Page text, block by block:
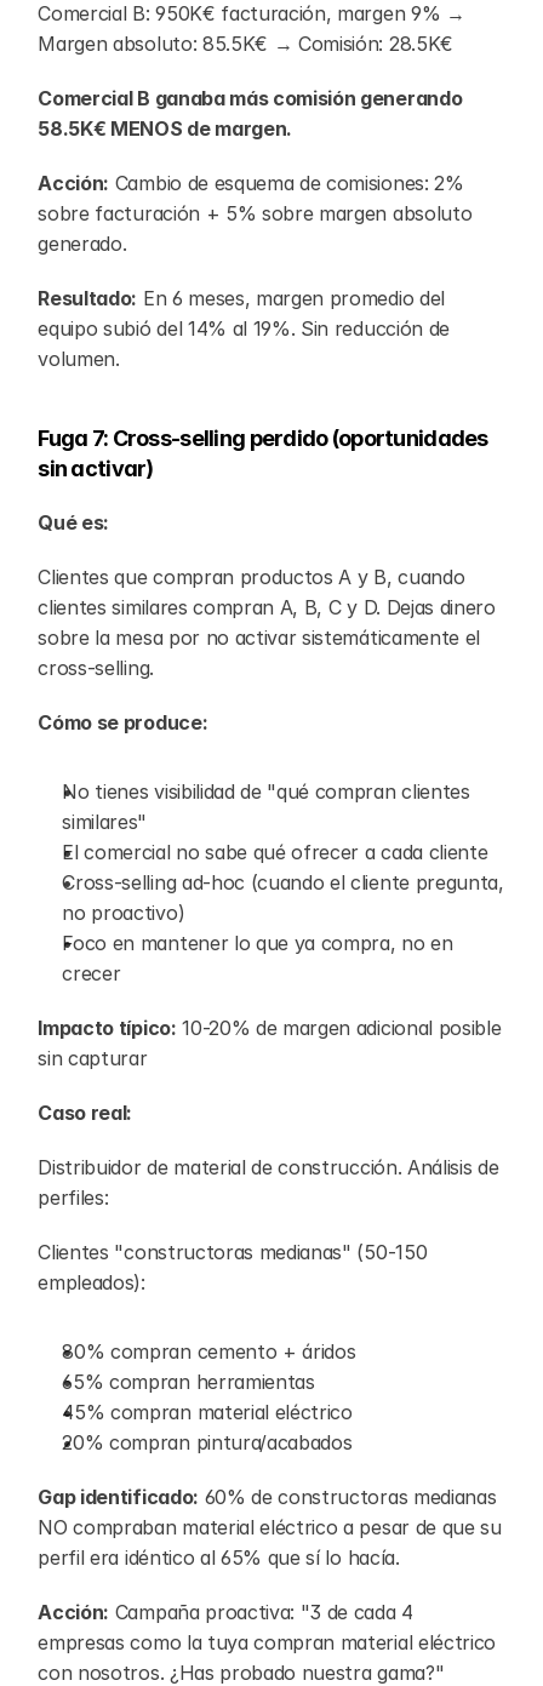
Comercial B: 950K€ facturación, margen 9% →
Margen absoluto: 85.5K€ → Comisión: 28.5K€
Comercial B ganaba más comisión generando
58.5K€ MENOS de margen.
Acción: Cambio de esquema de comisiones: 2%
sobre facturación + 5% sobre margen absoluto
generado.
Resultado: En 6 meses, margen promedio del
equipo subió del 14% al 19%. Sin reducción de
volumen.
Fuga 7: Cross-selling perdido (oportunidades
sin activar)
Qué es:
Clientes que compran productos A y B, cuando
clientes similares compran A, B, C y D. Dejas dinero
sobre la mesa por no activar sistemáticamente el
cross-selling.
Cómo se produce:
No tienes visibilidad de "qué compran clientes
similares"
El comercial no sabe qué ofrecer a cada cliente
Cross-selling ad-hoc (cuando el cliente pregunta,
no proactivo)
Foco en mantener lo que ya compra, no en
crecer
Impacto típico: 10-20% de margen adicional posible
sin capturar
Caso real:
Distribuidor de material de construcción. Análisis de
perfiles:
Clientes "constructoras medianas" (50-150
empleados):
80% compran cemento + áridos
65% compran herramientas
45% compran material eléctrico
20% compran pintura/acabados
Gap identificado: 60% de constructoras medianas
NO compraban material eléctrico a pesar de que su
perfil era idéntico al 65% que sí lo hacía.
Acción: Campaña proactiva: "3 de cada 4
empresas como la tuya compran material eléctrico
con nosotros. ¿Has probado nuestra gama?"